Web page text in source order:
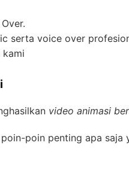
serta voice over
video animasi
poin penting apa saja